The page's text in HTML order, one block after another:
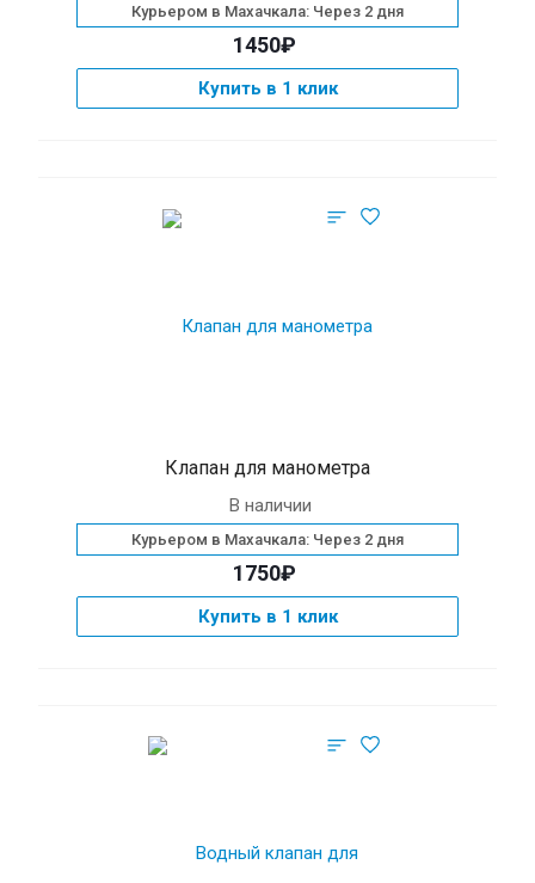
Курьером в Махачкала: Через 2 дня
1450₽
Купить в 1 клик
Клапан для манометра
В наличии
Курьером в Махачкала: Через 2 дня
1750₽
Купить в 1 клик